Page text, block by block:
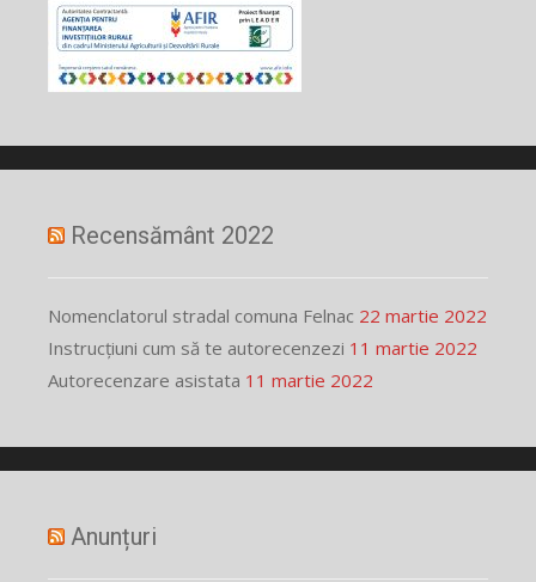
Recensământ 2022
Nomenclatorul stradal comuna Felnac 22 martie 2022
Instrucțiuni cum să te autorecenzezi 11 martie 2022
Autorecenzare asistata 11 martie 2022
Anunțuri